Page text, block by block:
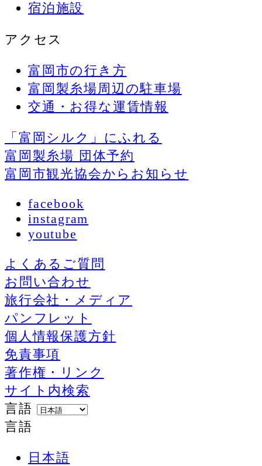
宿泊施設
アクセス
富岡市の行き方
富岡製糸場周辺の駐車場
交通・お得な運賃情報
「富岡シルク」にふれる
富岡製糸場 団体予約
富岡市観光協会からお知らせ
facebook
instagram
youtube
よくあるご質問
お問い合わせ
旅行会社・メディア
パンフレット
個人情報保護方針
免責事項
著作権・リンク
サイト内検索
言語
言語
日本語